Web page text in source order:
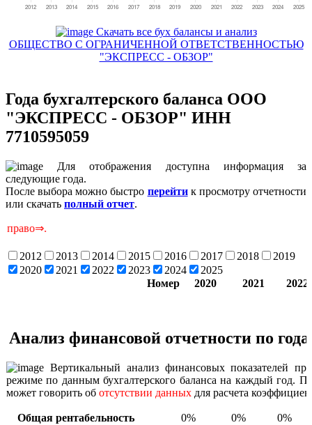
Скачать все бух балансы и анализ
ОБЩЕСТВО С ОГРАНИЧЕННОЙ ОТВЕТСТВЕННОСТЬЮ
"ЭКСПРЕСС - ОБЗОР"
Года бухгалтерского баланса ООО
"ЭКСПРЕСС - ОБЗОР" ИНН
7710595059
Для отображения доступна информация за
следующие года.
После выбора можно быстро перейтик просмотру отчетности
или скачать полный отчет.
2012 2013 2014 2015 2016 2017 2018
2019
2020
2021 2022 2023 2024
2025
Номер
2020 2021 2022
Анализ финансовой отчетности по
Вертикальный анализ финансовых показателей
режиме по данным бухгалтерского баланса на каждый год.
может говорить об отсутствии данных для расчета
Общая рентабельность 0% 0%
0%